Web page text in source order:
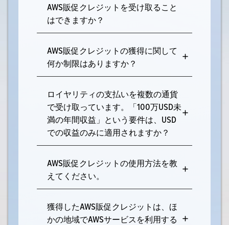
AWS販促クレジットを受け取ること
はできますか？
AWS販促クレジットの獲得に関して
何か制限はありますか？
ロイヤリティの支払いを複数の通貨
で受け取っています。「100万USD未
満の年間収益」という要件は、USD
での収益のみに適用されますか？
AWS販促クレジットの使用方法を教
えてください。
獲得したAWS販促クレジットは、ほ
かの地域でAWSサービスを利用する